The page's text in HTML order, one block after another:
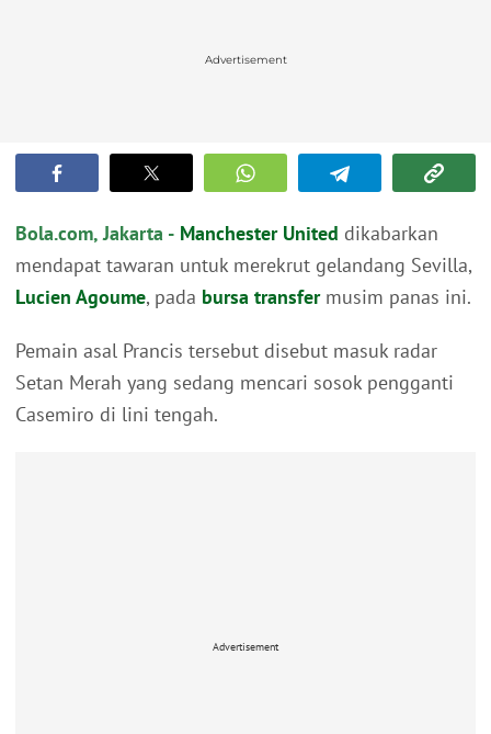
Advertisement
Bola.com, Jakarta - Manchester United dikabarkan
mendapat tawaran untuk merekrut gelandang Sevilla,
Lucien Agoume, pada bursa transfermusim panas ini.
Pemain asal Prancis tersebut disebut masuk radar
Setan Merah yang sedang mencari sosok pengganti
Casemiro di lini tengah.
Advertisement